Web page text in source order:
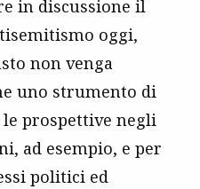
in discussione il
oggi,
non venga
uno strumento di
prospettive negli
ad esempio, e per
politici ed